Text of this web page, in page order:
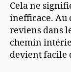
Cela ne
inefficace. Au
reviens dans
chemin
devient facile